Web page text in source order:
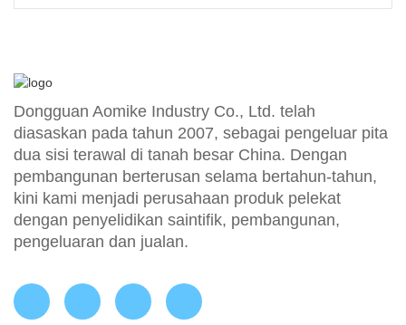
Dongguan Aomike Industry Co., Ltd. telah
diasaskan pada tahun 2007, sebagai pengeluar pita
dua sisi terawal di tanah besar China. Dengan
pembangunan berterusan selama bertahun-tahun,
kini kami menjadi perusahaan produk pelekat
dengan penyelidikan saintifik, pembangunan,
pengeluaran dan jualan.